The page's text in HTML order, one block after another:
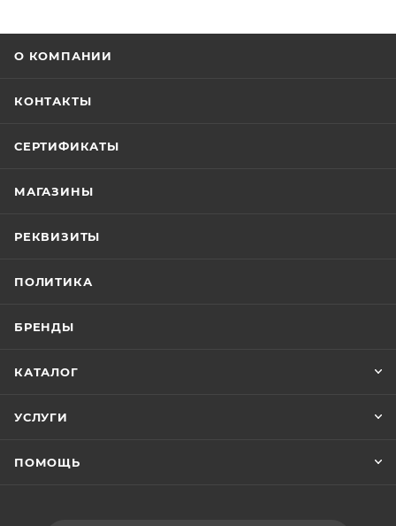
О КОМПАНИИ
КОНТАКТЫ
СЕРТИФИКАТЫ
МАГАЗИНЫ
РЕКВИЗИТЫ
ПОЛИТИКА
БРЕНДЫ
КАТАЛОГ
УСЛУГИ
ПОМОЩЬ